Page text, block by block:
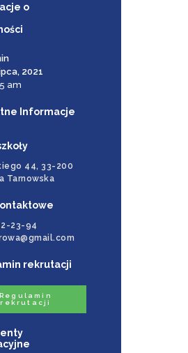
o
2021
am
Informacje
44, 33-200
Tarnowska
23-94
rekrutacji
Regulamin
rekrutacji